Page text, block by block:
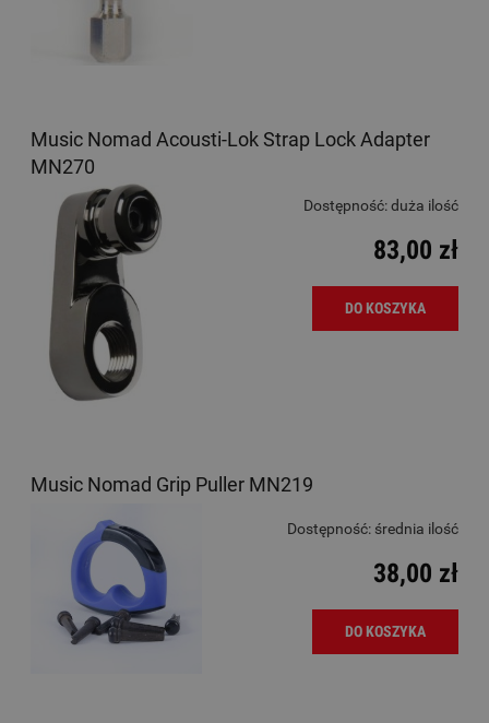
Music Nomad Acousti-Lok Strap Lock Adapter
MN270
Dostępność:duża ilość
83,00 zł
DO KOSZYKA
Music Nomad Grip Puller MN219
Dostępność: średnia ilość
38,00 zł
DO KOSZYKA